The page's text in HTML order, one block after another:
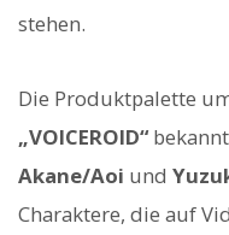
stehen.
Die Produktpalette
„VOICEROID“
Akane/Aoi und
Charaktere, die auf